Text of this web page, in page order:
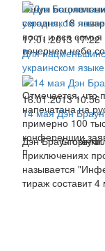
Канун
сегодня, 18
пост, и вся
вечернем небе
17.01.2013 17:22
Для
украинском языке
Отмечается, что
напечатана на
примерно 100
конференции
п
16.01.2013 10:56
14 мая Дэн
Дэн Браун
приключениях
называется
тираж составит
Сторінки: